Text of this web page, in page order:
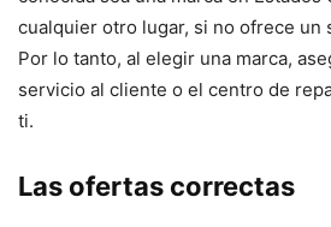
cualquier otro lugar, si no ofrece un
Por lo tanto, al elegir una marca,
servicio al cliente o el centro de
ti.
Las ofertas correctas